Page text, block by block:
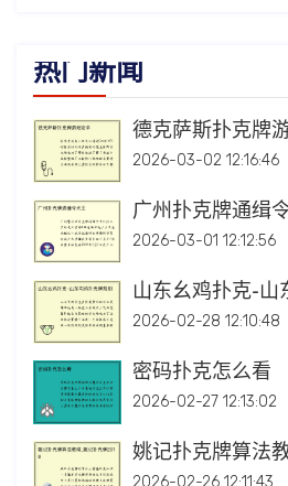
热门新闻
德克萨斯扑克牌
2026-03-02 12:16:46
广州扑克牌通缉
2026-03-01 12:12:56
山东幺鸡扑克-山
2026-02-28 12:10:48
密码扑克怎么看
2026-02-27 12:13:02
姚记扑克牌算法
2026-02-26 12:11:43